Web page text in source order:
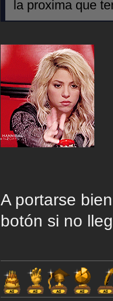
la proxima que
A portarse
botón si no